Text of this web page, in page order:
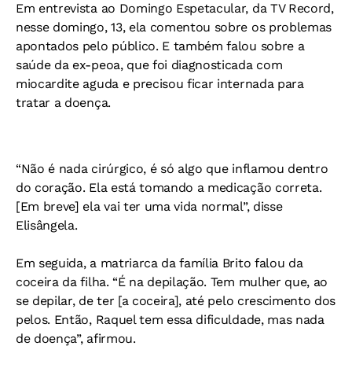
Em entrevista ao Domingo Espetacular, da TV Record,
nesse domingo, 13, ela comentou sobre os problemas
apontados pelo público. E também falou sobre a
saúde da ex-peoa, que foi diagnosticada com
miocardite aguda e precisou ficar internada para
tratar a doença.
“Não é nada cirúrgico, é só algo que inflamou dentro
do coração. Ela está tomando a medicação correta.
[Em breve] ela vai ter uma vida normal”, disse
Elisângela.
Em seguida, a matriarca da família Brito falou da
coceira da filha. “É na depilação. Tem mulher que, ao
se depilar, de ter [a coceira], até pelo crescimento dos
pelos. Então, Raquel tem essa dificuldade, mas nada
de doença”, afirmou.